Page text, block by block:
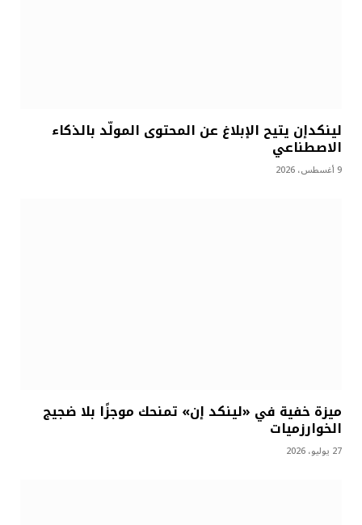
لينكدإن يتيح الإبلاغ عن المحتوى المولّد بالذكاء
الاصطناعي
9 أغسطس، 2026
ميزة خفية في «لينكد إن» تمنحك موجزًا بلا ضجيج
الخوارزميات
27 يوليو، 2026